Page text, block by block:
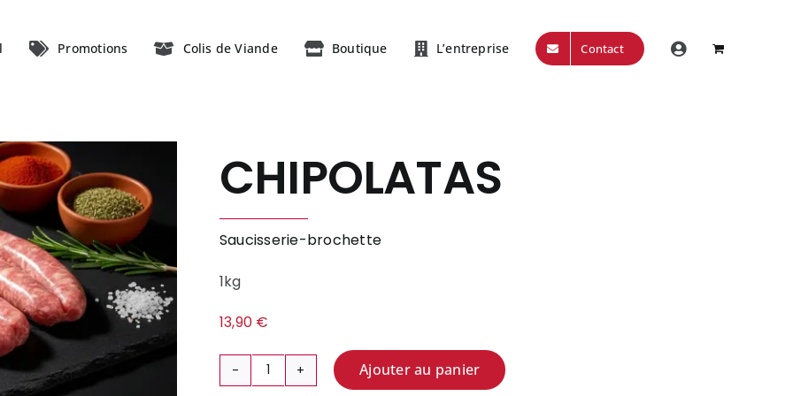
Promotions Colis de Viande Boutique L’entreprise Contact
CHIPOLATAS
Saucisserie-brochette
1kg
13,90 €
quantité
Ajouter au panier